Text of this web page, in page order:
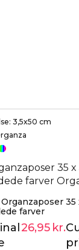
kr.
3,5x50 cm
35
farver
26,95 kr.